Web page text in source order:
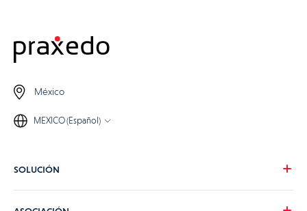
México
MEXICO (Español)
SOLUCIÓN